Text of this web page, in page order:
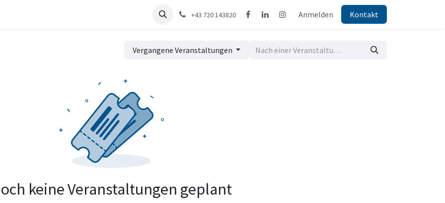
+43 720 143820 Anmelden Kontakt
Vergangene Veranstaltungen
keine Veranstaltungen geplant